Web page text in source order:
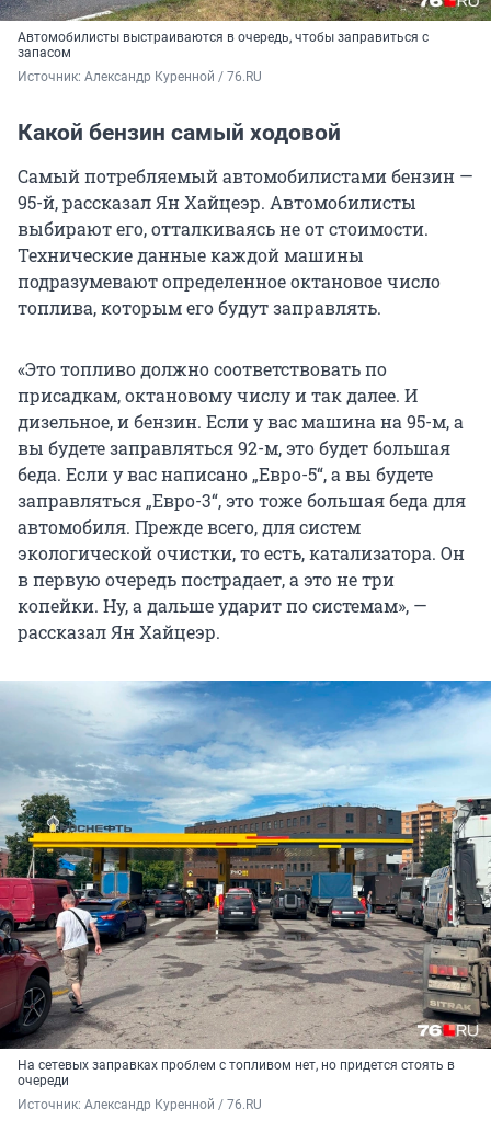
Автомобилисты выстраиваются в очередь, чтобы заправиться с
запасом
Источник: Александр Куренной / 76.RU
Какой бензин самый ходовой
Самый потребляемый автомобилистами бензин —
95-й, рассказал Ян Хайцеэр. Автомобилисты
выбирают его, отталкиваясь не от стоимости.
Технические данные каждой машины
подразумевают определенное октановое число
топлива, которым его будут заправлять.
«Это топливо должно соответствовать по
присадкам, октановому числу и так далее. И
дизельное, и бензин. Если у вас машина на 95-м, а
вы будете заправляться 92-м, это будет большая
беда. Если у вас написано „Евро-5“, а вы будете
заправляться „Евро-3“, это тоже большая беда для
автомобиля. Прежде всего, для систем
экологической очистки, то есть, катализатора. Он
в первую очередь пострадает, а это не три
копейки. Ну, а дальше ударит по системам», —
рассказал Ян Хайцеэр.
На сетевых заправках проблем с топливом нет, но придется стоять в
очереди
Источник: Александр Куренной / 76.RU